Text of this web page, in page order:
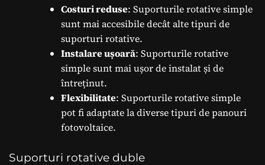
Costuri reduse: Suporturile rotative simple
sunt mai accesibile decât alte tipuri de
suporturi rotative.
Instalare ușoară: Suporturile rotative
simple sunt mai ușor de instalat și de
întreținut.
Flexibilitate: Suporturile rotative simple
pot fi adaptate la diverse tipuri de panouri
fotovoltaice.
Suporturi rotative duble